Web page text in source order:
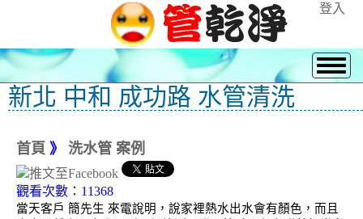
登入
新北 中和 成功路 水管清洗
首頁 》 洗水管 案例
觀看次數：11368
當天客戶 簡先生 來電說明，說家裡熱水出水會有顏色，而且